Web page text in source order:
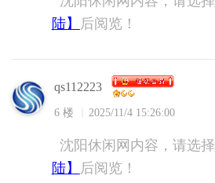
陆】
后阅览！
qs112223
6 楼 2025/11/4 15:26:00
沈阳休闲网内容，请选择
陆】
后阅览！